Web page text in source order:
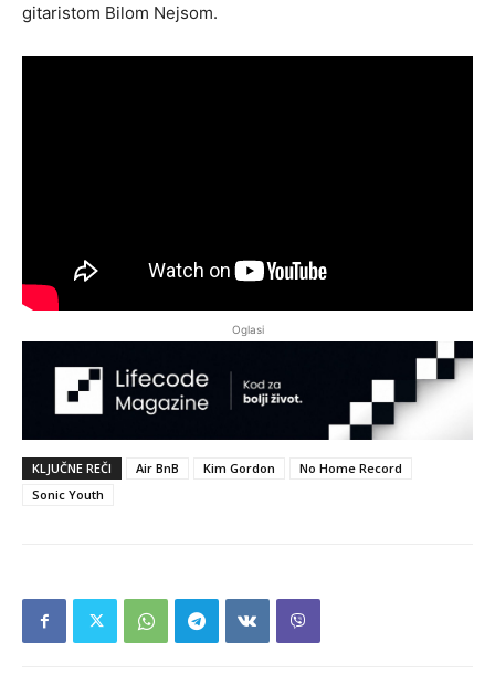
gitaristom Bilom Nejsom.
Oglasi
KLJUČNE REČI Air BnB Kim Gordon
No Home Record
Sonic Youth